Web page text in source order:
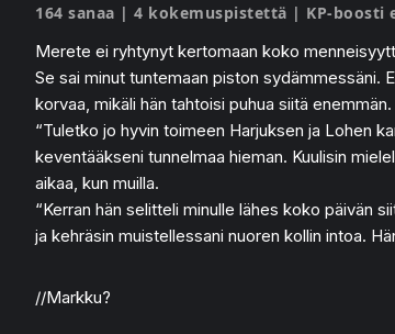
164 sanaa | 4 kokemuspistettä | KP-boosti
Merete ei ryhtynyt kertomaan koko
Se sai minut tuntemaan piston sydämmessäni.
korvaa, mikäli hän tahtoisi puhua siitä enemmän.
“Tuletko jo hyvin toimeen Harjuksen ja Lohen
keventääkseni tunnelmaa hieman. Kuulisin
aikaa, kun muilla.
“Kerran hän selitteli minulle lähes koko päivän
ja kehräsin muistellessani nuoren kollin intoa.
//Markku?